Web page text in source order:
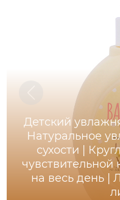
Детский
Натуральное
сухости |
чувствительной
на весь день |